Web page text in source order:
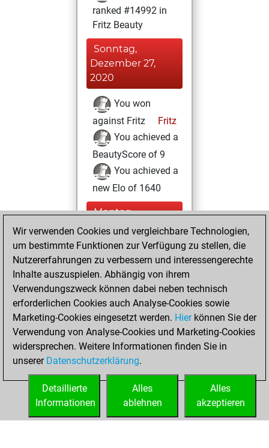
ranked #14992 in
Fritz Beauty
Sonntag,
Dezember 27,
2020
You won
against Fritz
Fritz
You achieved a
BeautyScore of 9
You achieved a
new Elo of 1640
Montag,
Dezember 7, 2020
You created
your Fritz account
Fritz
Sonntag,
August 20, 2017
You played 24
blitz games
Play
You scored +5
=1 -18 in blitz
Wir verwenden Cookies und vergleichbare Technologien,
um bestimmte Funktionen zur Verfügung zu stellen, die
Nutzererfahrungen zu verbessern und interessengerechte
Inhalte auszuspielen. Abhängig von ihrem
Verwendungszweck können dabei neben technisch
erforderlichen Cookies auch Analyse-Cookies sowie
Marketing-Cookies eingesetzt werden. Hierkönnen Sie der
Verwendung von Analyse-Cookies und Marketing-Cookies
widersprechen. Weitere Informationen finden Sie in
unserer Datenschutzerklärung.
Alles
akzeptieren
Alles
ablehnen
Detaillierte
Informationen